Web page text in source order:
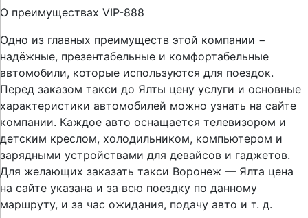
О преимуществах VIP-888
Одно из главных преимуществ этой компании −
надёжные, презентабельные и комфортабельные
автомобили, которые используются для поездок.
Перед заказом такси до Ялты цену услуги и основные
характеристики автомобилей можно узнать на сайте
компании. Каждое авто оснащается телевизором и
детским креслом, холодильником, компьютером и
зарядными устройствами для девайсов и гаджетов.
Для желающих заказать такси Воронеж — Ялта цена
на сайте указана и за всю поездку по данному
маршруту, и за час ожидания, подачу авто и т. д.